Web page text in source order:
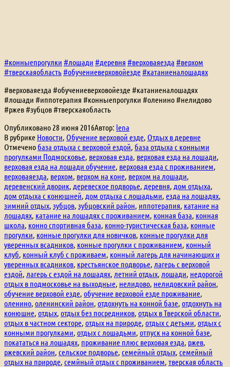
#конныепрогулки #лошади #деревня #верховаяезда #верхом
#тверскаяобласть#обучениеверховойезде#катаниеналошадях
#верховаяезда #обучениеверховойезде #катаниеналошадях
#лошади #иппотерапия #конныепрогулки #оленино #нелидово
#ржев #зубцов #тверскаяобласть
Опубликовано 28 июня 2016Автор: lena
В рубрике Новости, Обучение верховой езде, Отдых в деревне
Отмечено база отдыха с верховой ездой, база отдыха с конными
прогулками Подмосковье, верховая езда, верховая езда на лошади,
верховая езда на лошади обучение, верховая езда с проживанием,
верховаяезда, верхом, верхом на коне, верхом на лошади,
деревенский дворик, деревеское подворье, деревня, дом отдыха,
дом отдыха с конюшней, дом отдыха с лошадьми, езда на лошадях,
зимний отдых, зубцов, зубцовский район, иппотерапия, катание на
лошадях, катание на лошадях с проживанием, конная база, конная
школа, конно спортивная база, конно-туристическая база, конные
прогулки, конные прогулки для новичков, конные прогулки для
уверенных всадников, конные прогулки с проживанием, конный
клуб, конный клуб с проживаем, конный лагерь для начинающих и
уверенных всадников, крестьянское подворье, лагерь с верховой
ездой, лагерь с ездой на лошадях, летний отдых, лошади, недорогой
отдых в подмосковье на выходные, нелидово, нелидовский район,
обучение верховой езде, обучение верховой езде проживание,
оленино, оленинский район, отдохнуть на конной базе, отдохнуть на
конюшне, отдых, отдых без посредников, отдых в Тверской области,
отдых в частном секторе, отдых на природе, отдых с детьми, отдых с
конными прогулками, отдых с лошадьми, отпуск на конной базе,
покататься на лошадях, проживание плюс верховая езда, ржев,
ржевский район, сельское подворье, семейный отдых, семейный
отдых на природе, семйный отдых с проживанием, тверская область